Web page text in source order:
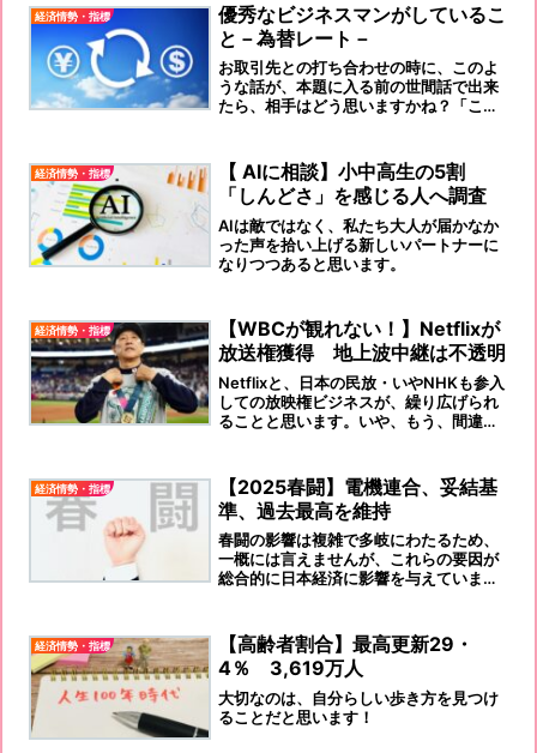
経済情勢・指標
優秀なビジネスマンがしているこ
と－為替レート－
お取引先との打ち合わせの時に、このよ
うな話が、本題に入る前の世間話で出来
たら、相手はどう思いますかね？「こい
経済情勢・指標
【 AIに相談】小中高生の5割
「しんどさ」を感じる人へ調査
AIは敵ではなく、私たち大人が届かなか
った声を拾い上げる新しいパートナーに
なりつつあると思います。
経済情勢・指標
【WBCが観れない！】Netflixが
放送権獲得 地上波中継は不透明
Netflixと、日本の民放・いやNHKも参入
しての放映権ビジネスが、繰り広げられ
ることと思います。いや、もう、間違い
経済情勢・指標
【2025春闘】電機連合、妥結基
準、過去最高を維持
春闘の影響は複雑で多岐にわたるため、
一概には言えませんが、これらの要因が
総合的に日本経済に影響を与えていま
経済情勢・指標
【高齢者割合】最高更新29・
4％ 3,619万人
大切なのは、自分らしい歩き方を見つけ
ることだと思います！